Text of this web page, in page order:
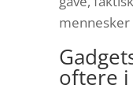
mennesker
oftere